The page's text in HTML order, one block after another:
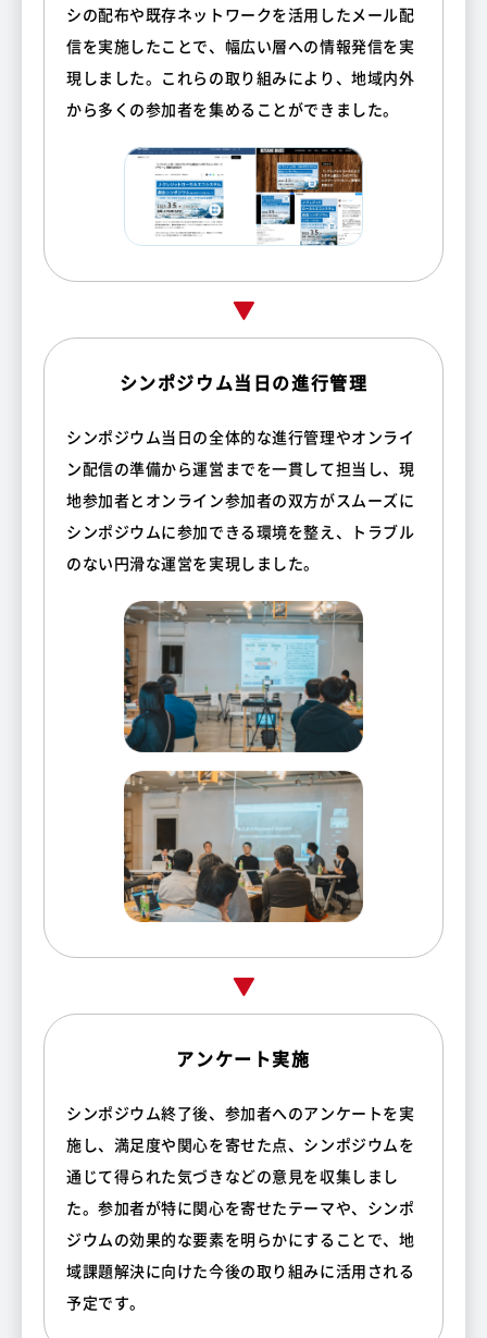
シの配布や既存ネットワークを活用したメール配
信を実施したことで、幅広い層への情報発信を実
現しました。これらの取り組みにより、地域内外
から多くの参加者を集めることができました。
シンポジウム当日の進行管理
シンポジウム当日の全体的な進行管理やオンライ
ン配信の準備から運営までを一貫して担当し、現
地参加者とオンライン参加者の双方がスムーズに
シンポジウムに参加できる環境を整え、トラブル
のない円滑な運営を実現しました。
アンケート実施
シンポジウム終了後、参加者へのアンケートを実
施し、満足度や関心を寄せた点、シンポジウムを
通じて得られた気づきなどの意見を収集しまし
た。参加者が特に関心を寄せたテーマや、シンポ
ジウムの効果的な要素を明らかにすることで、地
域課題解決に向けた今後の取り組みに活用される
予定です。